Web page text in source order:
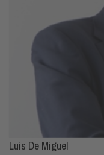
Luis De Miguel